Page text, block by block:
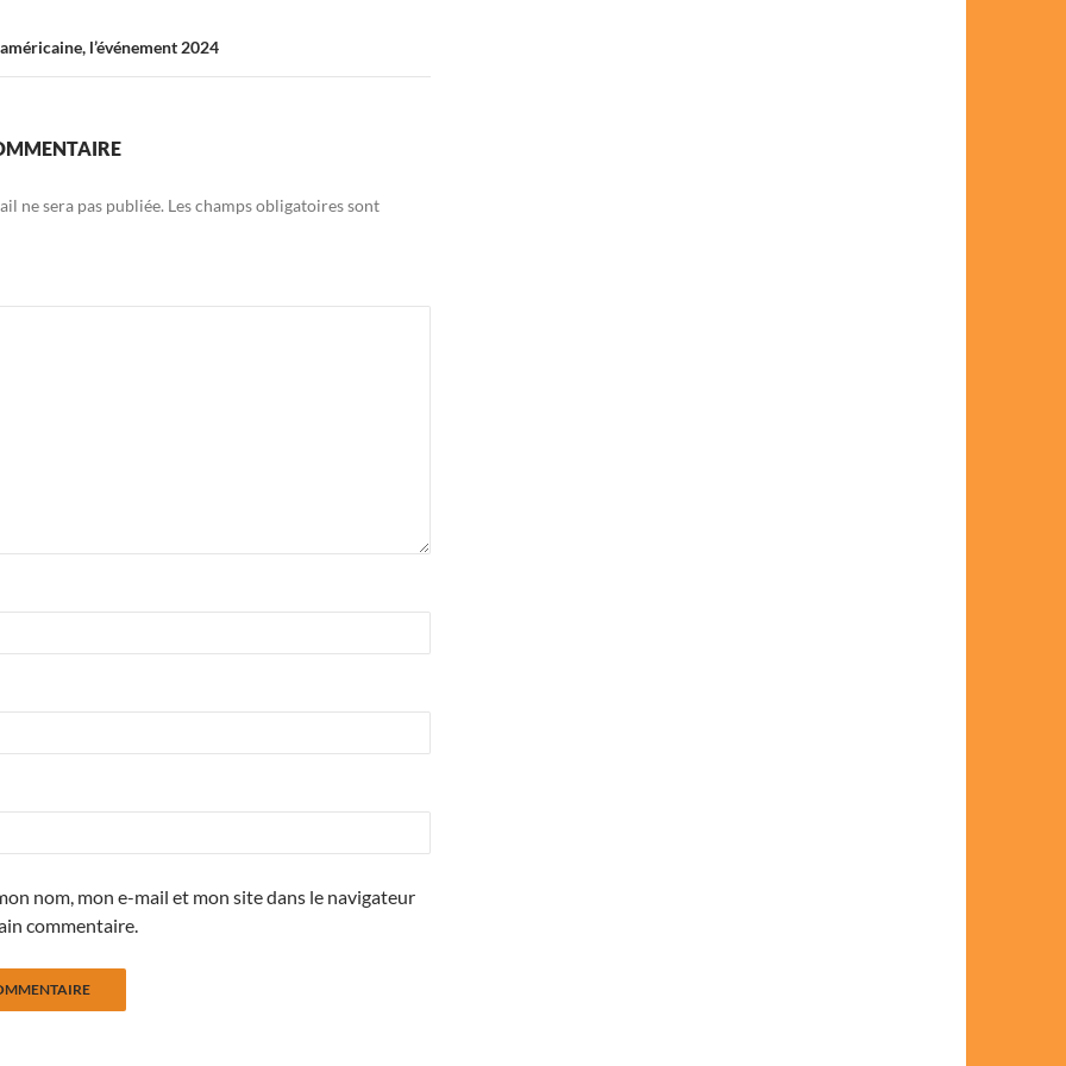
l’événement 2024
ne sera pas publiée. Les champs obligatoires sont
nom, mon e-mail et mon site dans le navigateur
commentaire.